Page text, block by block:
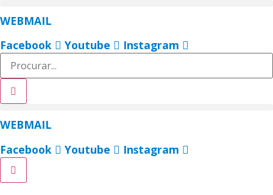
para
o
conteúdo
WEBMAIL
Facebook
Youtube Instagram
WEBMAIL
Facebook
Youtube Instagram